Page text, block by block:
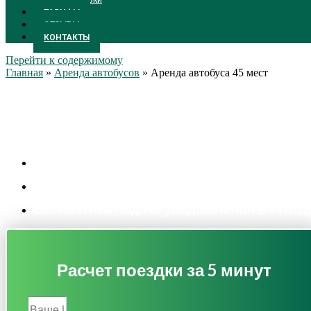
ТАРИФЫ
ОТЗЫВЫ
КОНТАКТЫ
Перейти к содержимому
Главная » Аренда автобусов » Аренда автобуса 45 мест
Расчет поездки за 5 минут